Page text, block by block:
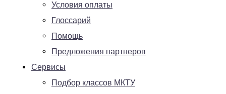
Условия оплаты
Глоссарий
Помощь
Предложения партнеров
Сервисы
Подбор классов МКТУ